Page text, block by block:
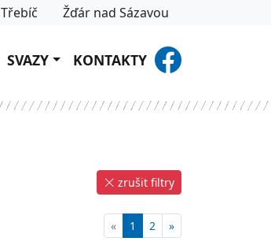
Třebíč Žďár nad Sázavou
SVAZY KONTAKTY
zrušit filtry
« 1 2 »